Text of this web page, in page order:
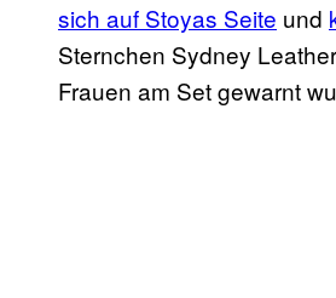
sich auf Stoyas Seite und
Sternchen Sydney
Frauen am Set gewarnt